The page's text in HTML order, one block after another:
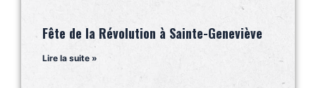
Fête de la Révolution à Sainte-Geneviève
Lire la suite »